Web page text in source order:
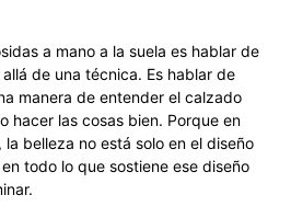
a mano a la suela es hablar de
de una técnica. Es hablar de
manera de entender el calzado
hacer las cosas bien. Porque en
belleza no está solo en el diseño
todo lo que sostiene ese diseño